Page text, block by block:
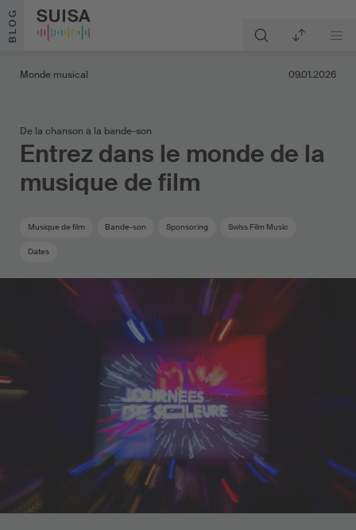
Aller au contenu
BLOG
Monde musical 09.01.2026
De la chanson à la bande-son
Entrez dans le monde de la
musique de film
Musique de film Bande-son Sponsoring Swiss Film Music
Dates